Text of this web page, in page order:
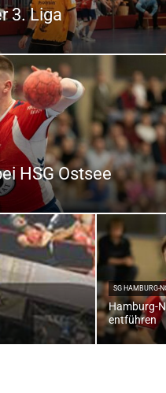
3. Liga
HSG Ostsee
SG HAMBURG-
Hamburg-
entführen